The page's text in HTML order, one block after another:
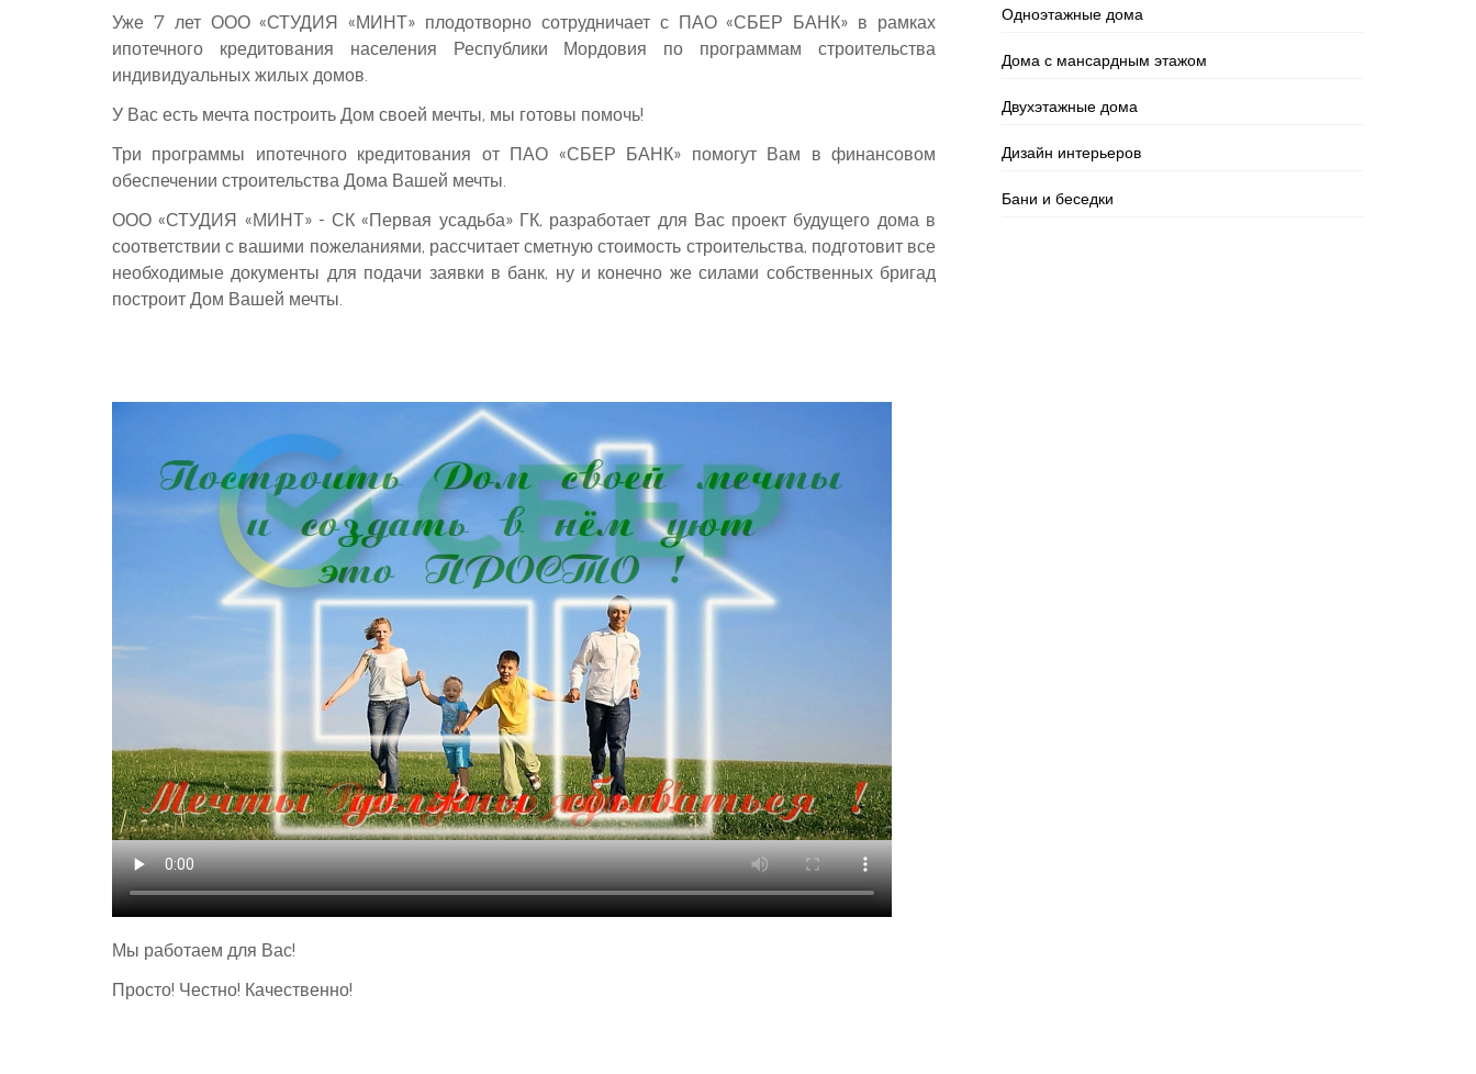
Уже 7 лет ООО «СТУДИЯ «МИНТ» плодотворно сотрудничает с ПАО «СБЕР БАНК» в рамках
ипотечного кредитования населения Республики Мордовия по программам строительства
индивидуальных жилых домов.
У Вас есть мечта построить Дом своей мечты, мы готовы помочь!
Три программы ипотечного кредитования от ПАО «СБЕР БАНК» помогут Вам в финансовом
обеспечении строительства Дома Вашей мечты.
ООО «СТУДИЯ «МИНТ» - СК «Первая усадьба» ГК, разработает для Вас проект будущего дома в
соответствии с вашими пожеланиями, рассчитает сметную стоимость строительства, подготовит все
необходимые документы для подачи заявки в банк, ну и конечно же силами собственных бригад
построит Дом Вашей мечты.
Мы работаем для Вас!
Просто! Честно! Качественно!
Одноэтажные дома
Дома с мансардным этажом
Двухэтажные дома
Дизайн интерьеров
Бани и беседки